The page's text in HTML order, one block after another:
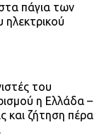
πάγια των
του
η Ελλάδα –
και ζήτηση πέρα